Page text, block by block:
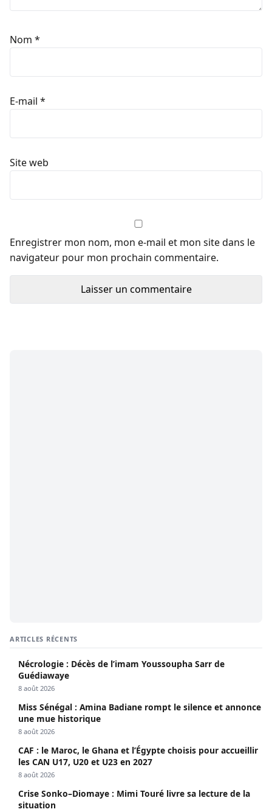
Nom *
E-mail *
Site web
Enregistrer mon nom, mon e-mail et mon site dans le
navigateur pour mon prochain commentaire.
ARTICLES RÉCENTS
Nécrologie : Décès de l’imam Youssoupha Sarr de
Guédiawaye
8 août 2026
Miss Sénégal : Amina Badiane rompt le silence et annonce
une mue historique
8 août 2026
CAF : le Maroc, le Ghana et l’Égypte choisis pour accueillir
les CAN U17, U20 et U23 en 2027
8 août 2026
Crise Sonko–Diomaye : Mimi Touré livre sa lecture de la
situation